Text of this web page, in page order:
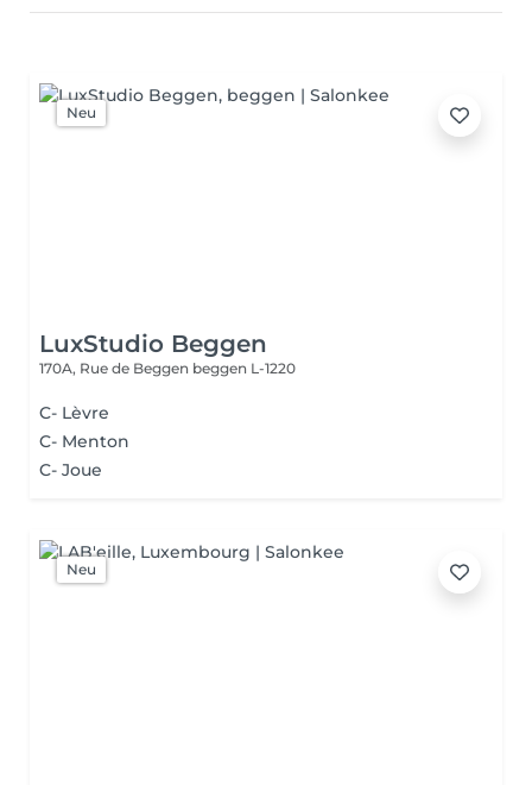
Neu
LuxStudio Beggen
170A, Rue de Beggen beggen L-1220
C- Lèvre
C- Menton
C- Joue
Neu